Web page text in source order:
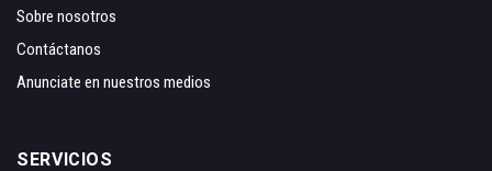
Sobre nosotros
Contáctanos
Anunciate en nuestros medios
SERVICIOS